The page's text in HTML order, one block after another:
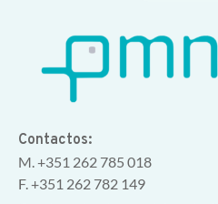
Contactos:
M. +351 262 785 018
F. +351 262 782 149